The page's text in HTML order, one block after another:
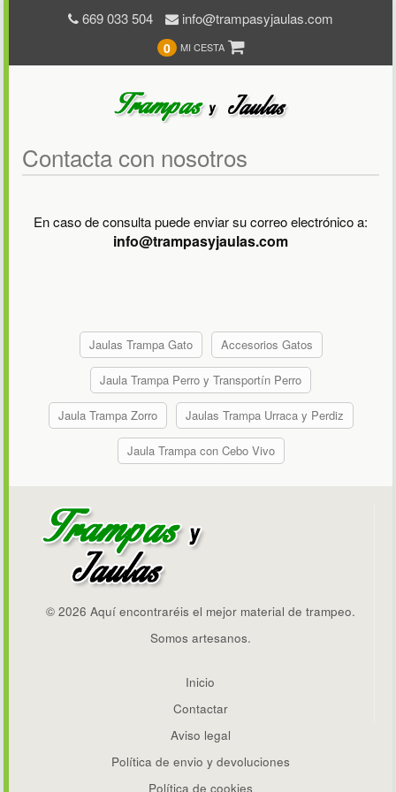
669 033 504 info@trampasyjaulas.com
0 MI CESTA
Contacta con nosotros
En caso de consulta puede enviar su correo electrónico a:
info@trampasyjaulas.com
Jaulas Trampa Gato Accesorios Gatos
Jaula Trampa Perro y Transportín Perro
Jaula Trampa Zorro Jaulas Trampa Urraca y Perdiz
Jaula Trampa con Cebo Vivo
© 2026 Aquí encontraréis el mejor material de trampeo.
Somos artesanos.
Inicio
Contactar
Aviso legal
Política de envio y devoluciones
Política de cookies